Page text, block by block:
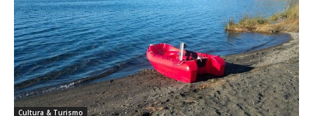
Cultura & Turismo